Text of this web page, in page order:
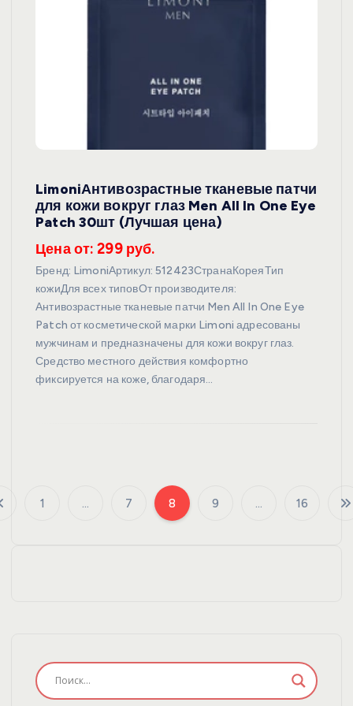
LimoniАнтивозрастные тканевые патчи
для кожи вокруг глаз Men All In One Eye
Patch 30шт (Лучшая цена)
Цена от: 299 руб.
Бренд: LimoniАртикул: 512423СтранаКореяТип
кожиДля всех типовОт производителя:
Антивозрастные тканевые патчи Men All In One Eye
Patch от косметической марки Limoni адресованы
мужчинам и предназначены для кожи вокруг глаз.
Средство местного действия комфортно
фиксируется на коже, благодаря…
П
н
1 … 7 8 9 … 16